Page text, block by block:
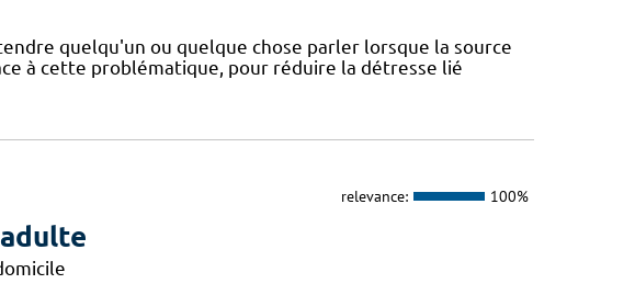
quelqu'un ou quelque chose parler lorsque la source
à cette problématique, pour réduire la détresse lié
relevance: 100%